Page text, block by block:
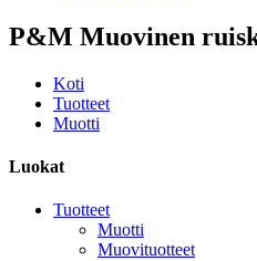
P&M Muovinen
Koti
Tuotteet
Muotti
Luokat
Tuotteet
Muotti
Muovituotteet